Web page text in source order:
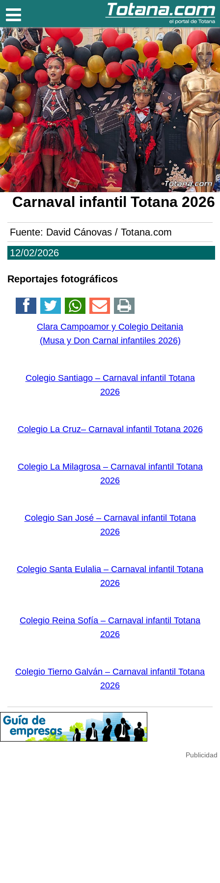
Totana.com
12/02/2026
Carnaval infantil Totana 2026
Fuente: David Cánovas / Totana.com
Reportajes fotográficos
Clara Campoamor y Colegio Deitania
(Musa y Don Carnal infantiles 2026)
Colegio Santiago – Carnaval infantil Totana
2026
Colegio La Cruz– Carnaval infantil Totana 2026
Colegio La Milagrosa – Carnaval infantil Totana
2026
Colegio San José – Carnaval infantil Totana
2026
Colegio Santa Eulalia – Carnaval infantil Totana
2026
Colegio Reina Sofía – Carnaval infantil Totana
2026
Colegio Tierno Galván – Carnaval infantil Totana
2026